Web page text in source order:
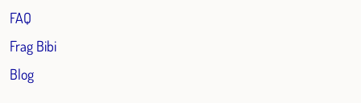
FAQ
Frag Bibi
Blog